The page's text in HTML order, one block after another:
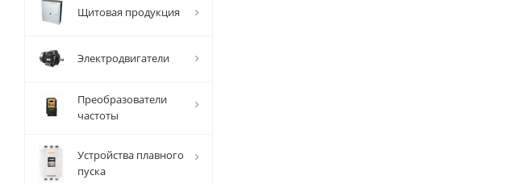
Щитовая продукция
Электродвигатели
Преобразователи
частоты
Устройства плавного
пуска